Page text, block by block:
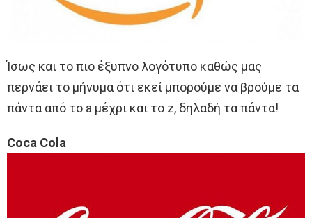
Ίσως και το πιο έξυπνο λογότυπο καθώς μας
περνάει το μήνυμα ότι εκεί μπορούμε να βρούμε τα
πάντα από το a μέχρι και το z, δηλαδή τα πάντα!
Coca Cola